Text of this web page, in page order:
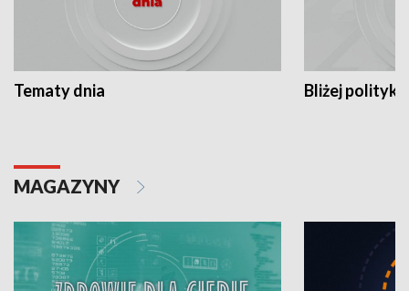
Tematy dnia Bliżej polityki
MAGAZYNY